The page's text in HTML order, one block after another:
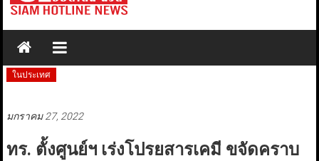
ในประเทศ
มกราคม 27, 2022
ทร. ตั้งศูนย์ฯ เร่งโปรยสารเคมี ขจัดคราบ